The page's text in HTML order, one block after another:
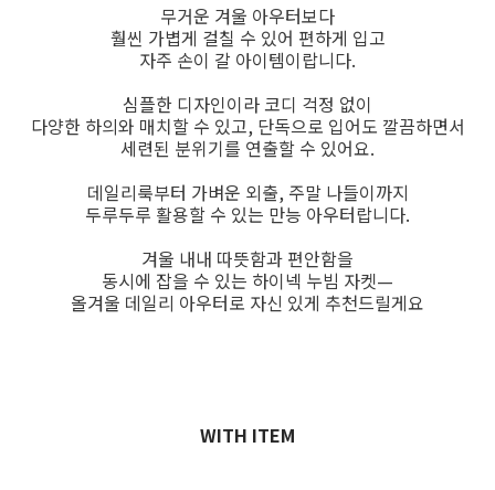
무거운 겨울 아우터보다
훨씬 가볍게 걸칠 수 있어 편하게 입고
자주 손이 갈 아이템이랍니다.
심플한 디자인이라 코디 걱정 없이
다양한 하의와 매치할 수 있고, 단독으로 입어도 깔끔하면서
세련된 분위기를 연출할 수 있어요.
데일리룩부터 가벼운 외출, 주말 나들이까지
두루두루 활용할 수 있는 만능 아우터랍니다.
겨울 내내 따뜻함과 편안함을
동시에 잡을 수 있는 하이넥 누빔 자켓—
올겨울 데일리 아우터로 자신 있게 추천드릴게요
WITH ITEM